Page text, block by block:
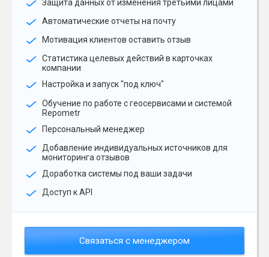
Защита данных от изменения третьими лицами
Автоматические отчеты на почту
Мотивация клиентов оставить отзыв
Статистика целевых действий в карточках
компании
Настройка и запуск "под ключ"
Обучение по работе с геосервисами и системой
Repometr
Персональный менеджер
Добавление индивидуальных источников для
мониторинга отзывов
Доработка системы под ваши задачи
Доступ к API
Связаться с менеджером